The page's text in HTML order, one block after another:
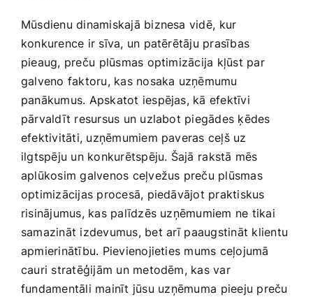
Preces birojam
Preces pieaugušajiem
Rotaļlietas, bērnu preces
Smaržas, kosmētika
Sports, tūrisms un atpūta
TV un Sadzīves tehnika
Mūsdienu dinamiskajā biznesa vidē, ⁢kur
konkurence ir sīva, un​ patērētāju prasības
pieaug, preču ⁣plūsmas optimizācija kļūst par
galveno faktoru, kas nosaka uzņēmumu
panākumus. Apskatot iespējas, kā‍ efektīvi
pārvaldīt resursus un ‍uzlabot piegādes ķēdes
efektivitāti, uzņēmumiem paveras ceļš uz
ilgtspēju un konkurētspēju. ​Šajā ⁤rakstā mēs
aplūkosim​ galvenos ceļvežus preču plūsmas
optimizācijas procesā, piedāvājot praktiskus
risinājumus, kas palīdzēs uzņēmumiem ne‍ tikai
‌samazināt ​izdevumus, bet ⁤arī ⁢paaugstināt klientu
apmierinātību. Pievienojieties mums ‍ceļojumā
cauri stratēģijām un metodēm, kas var
fundamentāli mainīt jūsu⁤ uzņēmuma ⁣pieeju preču